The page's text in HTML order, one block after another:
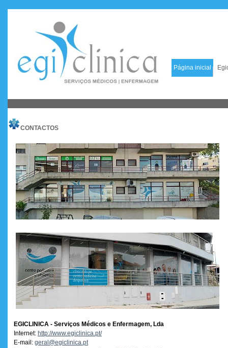
Página inicial
CONTACTOS
EGICLINICA - Serviços Médicos e Enfermagem, Lda
Internet: http://www.egiclinica.pt/
E-mail: geral@egiclinica.pt